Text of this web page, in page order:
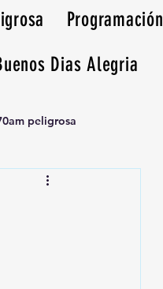
Programación
Dias Alegria
peligrosa